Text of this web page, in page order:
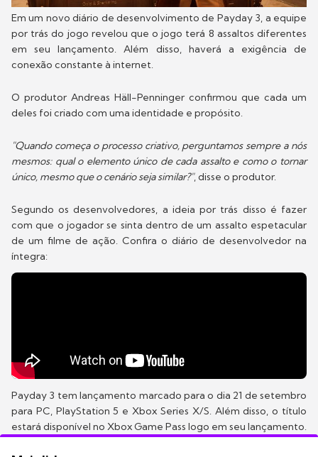
Em um novo diário de desenvolvimento de Payday 3, a equipe
por trás do jogo revelou que o jogo terá 8 assaltos diferentes
em seu lançamento. Além disso, haverá a exigência de
conexão constante à internet.
O produtor Andreas Häll-Penninger confirmou que cada um
deles foi criado com uma identidade e propósito.
"Quando começa o processo criativo, perguntamos sempre a nós
mesmos: qual o elemento único de cada assalto e como o tornar
único, mesmo que o cenário seja similar?", disse o produtor.
Segundo os desenvolvedores, a ideia por trás disso é fazer
com que o jogador se sinta dentro de um assalto espetacular
de um filme de ação. Confira o diário de desenvolvedor na
íntegra:
Payday 3 tem lançamento marcado para o dia 21 de setembro
para PC, PlayStation 5 e Xbox Series X/S. Além disso, o título
estará disponível no Xbox Game Pass logo em seu lançamento.